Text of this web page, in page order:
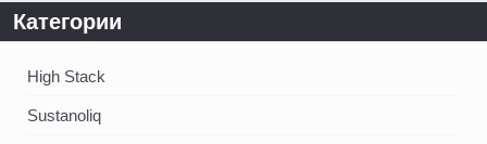
Категории
High Stack
Sustanoliq